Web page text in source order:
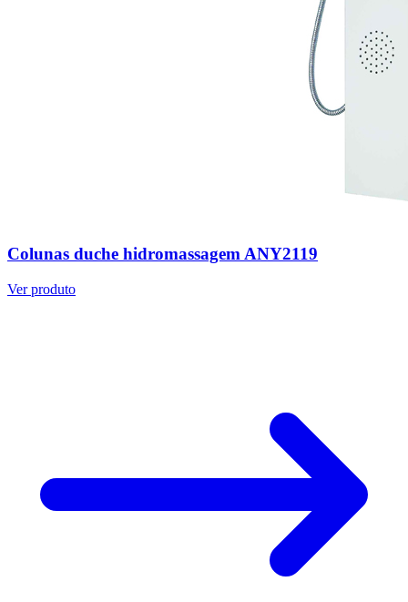
Colunas duche hidromassagem ANY2119
Ver produto